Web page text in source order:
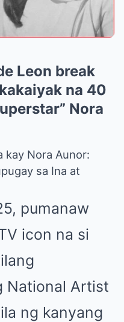
Leon break
na 40
Nora
kay Nora Aunor:
sa Ina at
pumanaw
icon na si
National Artist
ng kanyang